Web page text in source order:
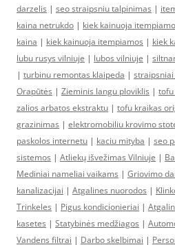
darzelis | seo straipsniu talpinimas |
kaina netrukdo | kiek kainuoja
kaina | kiek kainuoja itempiamos | kiek
lubu rusys vilniuje | lubos vilniuje |
| turbinu remontas klaipeda |
Orapūtės | Zieminis langu ploviklis | tofu
zalios arbatos ekstraktu | tofu kraikas
grazinimas | elektromobiliu krovimo
paskolos internetu | kaciu mityba | seo
sistemos | Atliekų išvežimas Vilniuje |
Mediniai nameliai vaikams | Griovimo
kanalizacijai | Atgalines nuorodos |
Trinkeles | Pigus kondicionieriai |
kasetes | Statybinės medžiagos |
Vandens filtrai | Darbo skelbimai |